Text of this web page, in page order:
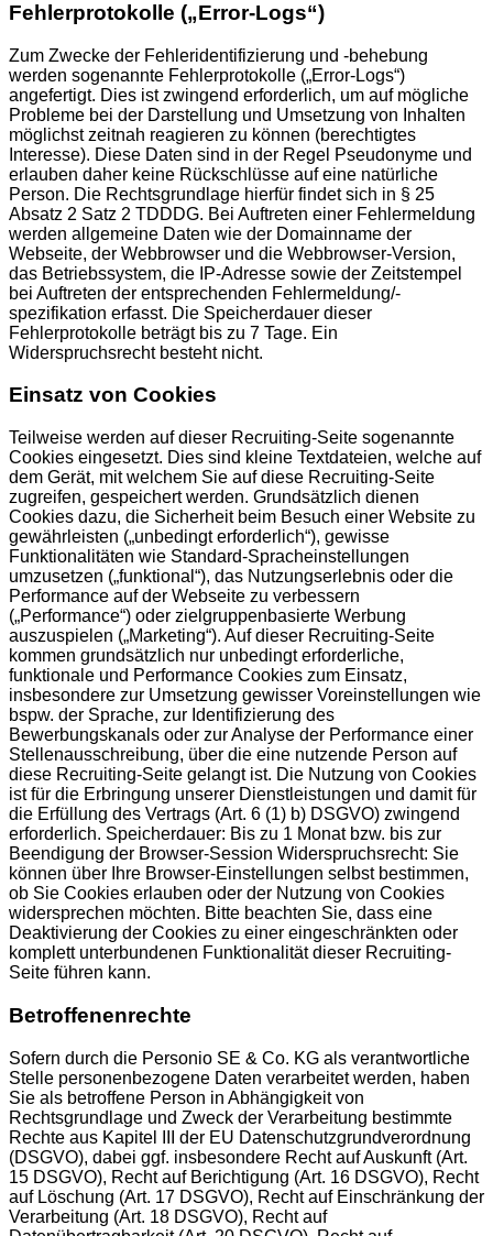
Fehlerprotokolle („Error-Logs“)
Zum Zwecke der Fehleridentifizierung und -behebung
werden sogenannte Fehlerprotokolle („Error-Logs“)
angefertigt. Dies ist zwingend erforderlich, um auf mögliche
Probleme bei der Darstellung und Umsetzung von Inhalten
möglichst zeitnah reagieren zu können (berechtigtes
Interesse). Diese Daten sind in der Regel Pseudonyme und
erlauben daher keine Rückschlüsse auf eine natürliche
Person. Die Rechtsgrundlage hierfür findet sich in § 25
Absatz 2 Satz 2 TDDDG. Bei Auftreten einer Fehlermeldung
werden allgemeine Daten wie der Domainname der
Webseite, der Webbrowser und die Webbrowser-Version,
das Betriebssystem, die IP-Adresse sowie der Zeitstempel
bei Auftreten der entsprechenden Fehlermeldung/-
spezifikation erfasst. Die Speicherdauer dieser
Fehlerprotokolle beträgt bis zu 7 Tage. Ein
Widerspruchsrecht besteht nicht.
Einsatz von Cookies
Teilweise werden auf dieser Recruiting-Seite sogenannte
Cookies eingesetzt. Dies sind kleine Textdateien, welche auf
dem Gerät, mit welchem Sie auf diese Recruiting-Seite
zugreifen, gespeichert werden. Grundsätzlich dienen
Cookies dazu, die Sicherheit beim Besuch einer Website zu
gewährleisten („unbedingt erforderlich“), gewisse
Funktionalitäten wie Standard-Spracheinstellungen
umzusetzen („funktional“), das Nutzungserlebnis oder die
Performance auf der Webseite zu verbessern
(„Performance“) oder zielgruppenbasierte Werbung
auszuspielen („Marketing“). Auf dieser Recruiting-Seite
kommen grundsätzlich nur unbedingt erforderliche,
funktionale und Performance Cookies zum Einsatz,
insbesondere zur Umsetzung gewisser Voreinstellungen wie
bspw. der Sprache, zur Identifizierung des
Bewerbungskanals oder zur Analyse der Performance einer
Stellenausschreibung, über die eine nutzende Person auf
diese Recruiting-Seite gelangt ist. Die Nutzung von Cookies
ist für die Erbringung unserer Dienstleistungen und damit für
die Erfüllung des Vertrags (Art. 6 (1) b) DSGVO) zwingend
erforderlich. Speicherdauer: Bis zu 1 Monat bzw. bis zur
Beendigung der Browser-Session Widerspruchsrecht: Sie
können über Ihre Browser-Einstellungen selbst bestimmen,
ob Sie Cookies erlauben oder der Nutzung von Cookies
widersprechen möchten. Bitte beachten Sie, dass eine
Deaktivierung der Cookies zu einer eingeschränkten oder
komplett unterbundenen Funktionalität dieser Recruiting-
Seite führen kann.
Betroffenenrechte
Sofern durch die Personio SE & Co. KG als verantwortliche
Stelle personenbezogene Daten verarbeitet werden, haben
Sie als betroffene Person in Abhängigkeit von
Rechtsgrundlage und Zweck der Verarbeitung bestimmte
Rechte aus Kapitel III der EU Datenschutzgrundverordnung
(DSGVO), dabei ggf. insbesondere Recht auf Auskunft (Art.
15 DSGVO), Recht auf Berichtigung (Art. 16 DSGVO), Recht
auf Löschung (Art. 17 DSGVO), Recht auf Einschränkung der
Verarbeitung (Art. 18 DSGVO), Recht auf